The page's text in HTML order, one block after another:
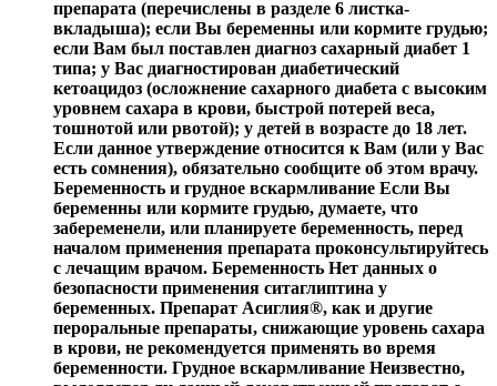
препарата (перечислены в разделе 6 листка-
вкладыша); если Вы беременны или кормите грудью;
если Вам был поставлен диагноз сахарный диабет 1
типа; у Вас диагностирован диабетический
кетоацидоз (осложнение сахарного диабета с высоким
уровнем сахара в крови, быстрой потерей веса,
тошнотой или рвотой); у детей в возрасте до 18 лет.
Если данное утверждение относится к Вам (или у Вас
есть сомнения), обязательно сообщите об этом врачу.
Беременность и грудное вскармливание Если Вы
беременны или кормите грудью, думаете, что
забеременели, или планируете беременность, перед
началом применения препарата проконсультируйтесь
с лечащим врачом. Беременность Нет данных о
безопасности применения ситаглиптина у
беременных. Препарат Асиглия®, как и другие
пероральные препараты, снижающие уровень сахара
в крови, не рекомендуется применять во время
беременности. Грудное вскармливание Неизвестно,